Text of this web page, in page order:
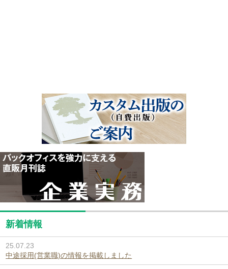
新着情報
25.07.23
中途採用(営業職)の情報を掲載しました